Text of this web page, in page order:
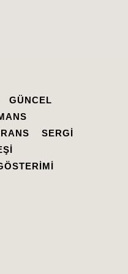
GÜNCEL
SERGI